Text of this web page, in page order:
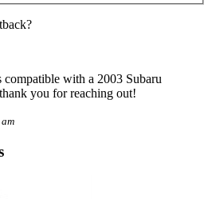
with a 2003 Subaru
you for reaching out!